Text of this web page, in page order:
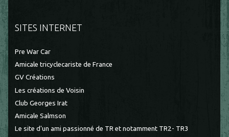
SITES INTERNET
Pre War Car
Amicale tricyclecariste de France
GV Créations
Les créations de Voisin
Club Georges Irat
Amicale Salmson
Le site d'un ami passionné de TR et notamment TR2- TR3